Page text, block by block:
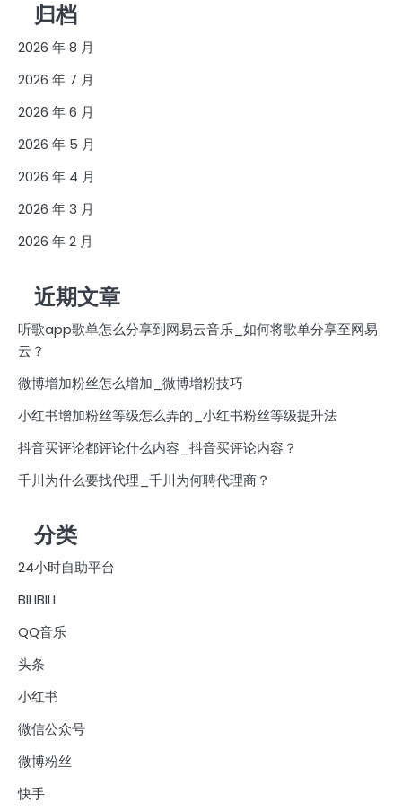
归档
2026 年 8 月
2026 年 7 月
2026 年 6 月
2026 年 5 月
2026 年 4 月
2026 年 3 月
2026 年 2 月
近期文章
听歌app歌单怎么分享到网易云音乐_如何将歌单分享至网易
云？
微博增加粉丝怎么增加_微博增粉技巧
小红书增加粉丝等级怎么弄的_小红书粉丝等级提升法
抖音买评论都评论什么内容_抖音买评论内容？
千川为什么要找代理_千川为何聘代理商？
分类
24小时自助平台
BILIBILI
QQ音乐
头条
小红书
微信公众号
微博粉丝
快手